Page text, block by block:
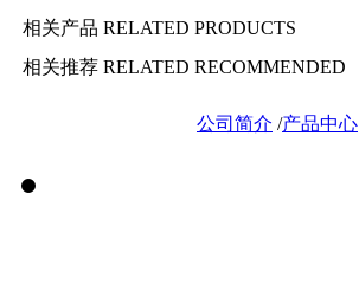
相关产品 RELATED PRODUCTS
相关推荐 RELATED RECOMMENDED
公司简介 /产品中心